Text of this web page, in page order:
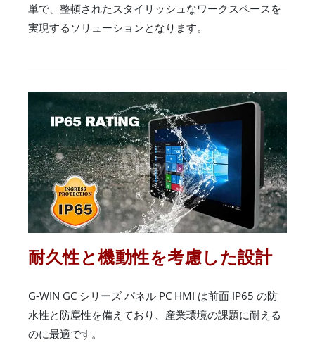
単で、整頓されたスタイリッシュなワークスペースを
実現するソリューションとなります。
耐久性と機動性を考慮した設計
G-WIN GC シリーズ パネル PC HMI は前面 IP65 の防
水性と防塵性を備えており、産業環境の課題に耐える
のに最適です。